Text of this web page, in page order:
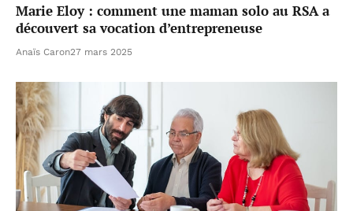
Marie Eloy : comment une maman solo au RSA a
découvert sa vocation d’entrepreneuse
Anaïs Caron27 mars 2025